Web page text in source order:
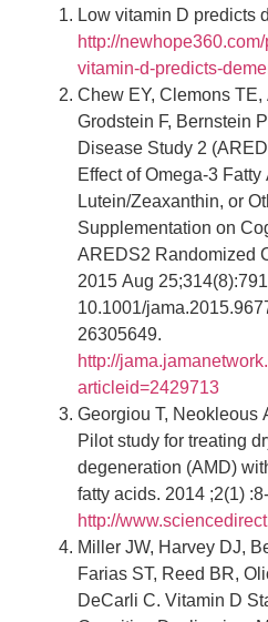
Low vitamin D predicts
http://
vitamin-d-predicts-
Chew EY, Clemons
Grodstein F, Bernstein
Disease Study 2
Effect of Omega-3 Fatty
Lutein/Zeaxanthin, or
Supplementation on
AREDS2 Randomized
2015 Aug
10.1001/
26305649.
http://
articleid=2429713
Georgiou T, Neokleous
Pilot study for treating
degeneration (AMD)
fatty acids. 2014 ;2(1)
http://
Miller JW, Harvey DJ,
Farias ST, Reed BR,
DeCarli C. Vitamin D